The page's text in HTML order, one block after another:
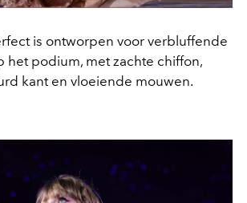
is ontworpen voor verbluffende
het podium, met zachte chiffon,
kant en vloeiende mouwen.